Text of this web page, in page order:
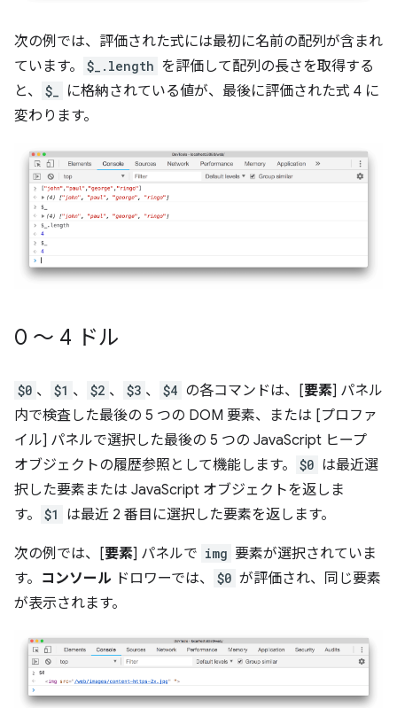
次の例では、評価された式には最初に名前の配列が含まれ
ています。
$_.length を評価して配列の長さを取得する
と、
$_
に格納されている値が、最後に評価された式 4 に
変わります。
0 ～ 4 ドル
$0 、 $1 、 $2 、 $3 、 $4 の各コマンドは、[要素] パネル
内で検査した最後の 5 つの DOM 要素、または [プロファ
イル] パネルで選択した最後の 5 つの JavaScript ヒープ
オブジェクトの履歴参照として機能します。
$0 は最近選
択した要素または JavaScript オブジェクトを返しま
す。
$1 は最近 2 番目に選択した要素を返します。
次の例では、[要素] パネルで img 要素が選択されていま
す。 コンソール ドロワーでは、 $0 が評価され、同じ要素
が表示されます。